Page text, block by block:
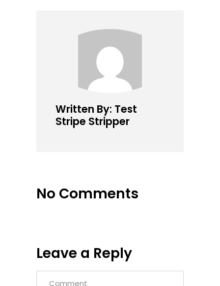
Written By: Test
Stripe Stripper
No Comments
Leave a Reply